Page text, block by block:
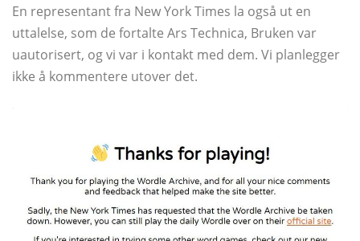
En representant fra New York Times la også ut en
uttalelse, som de fortalte Ars Technica, Bruken var
uautorisert, og vi var i kontakt med dem. Vi planlegger
ikke å kommentere utover det.